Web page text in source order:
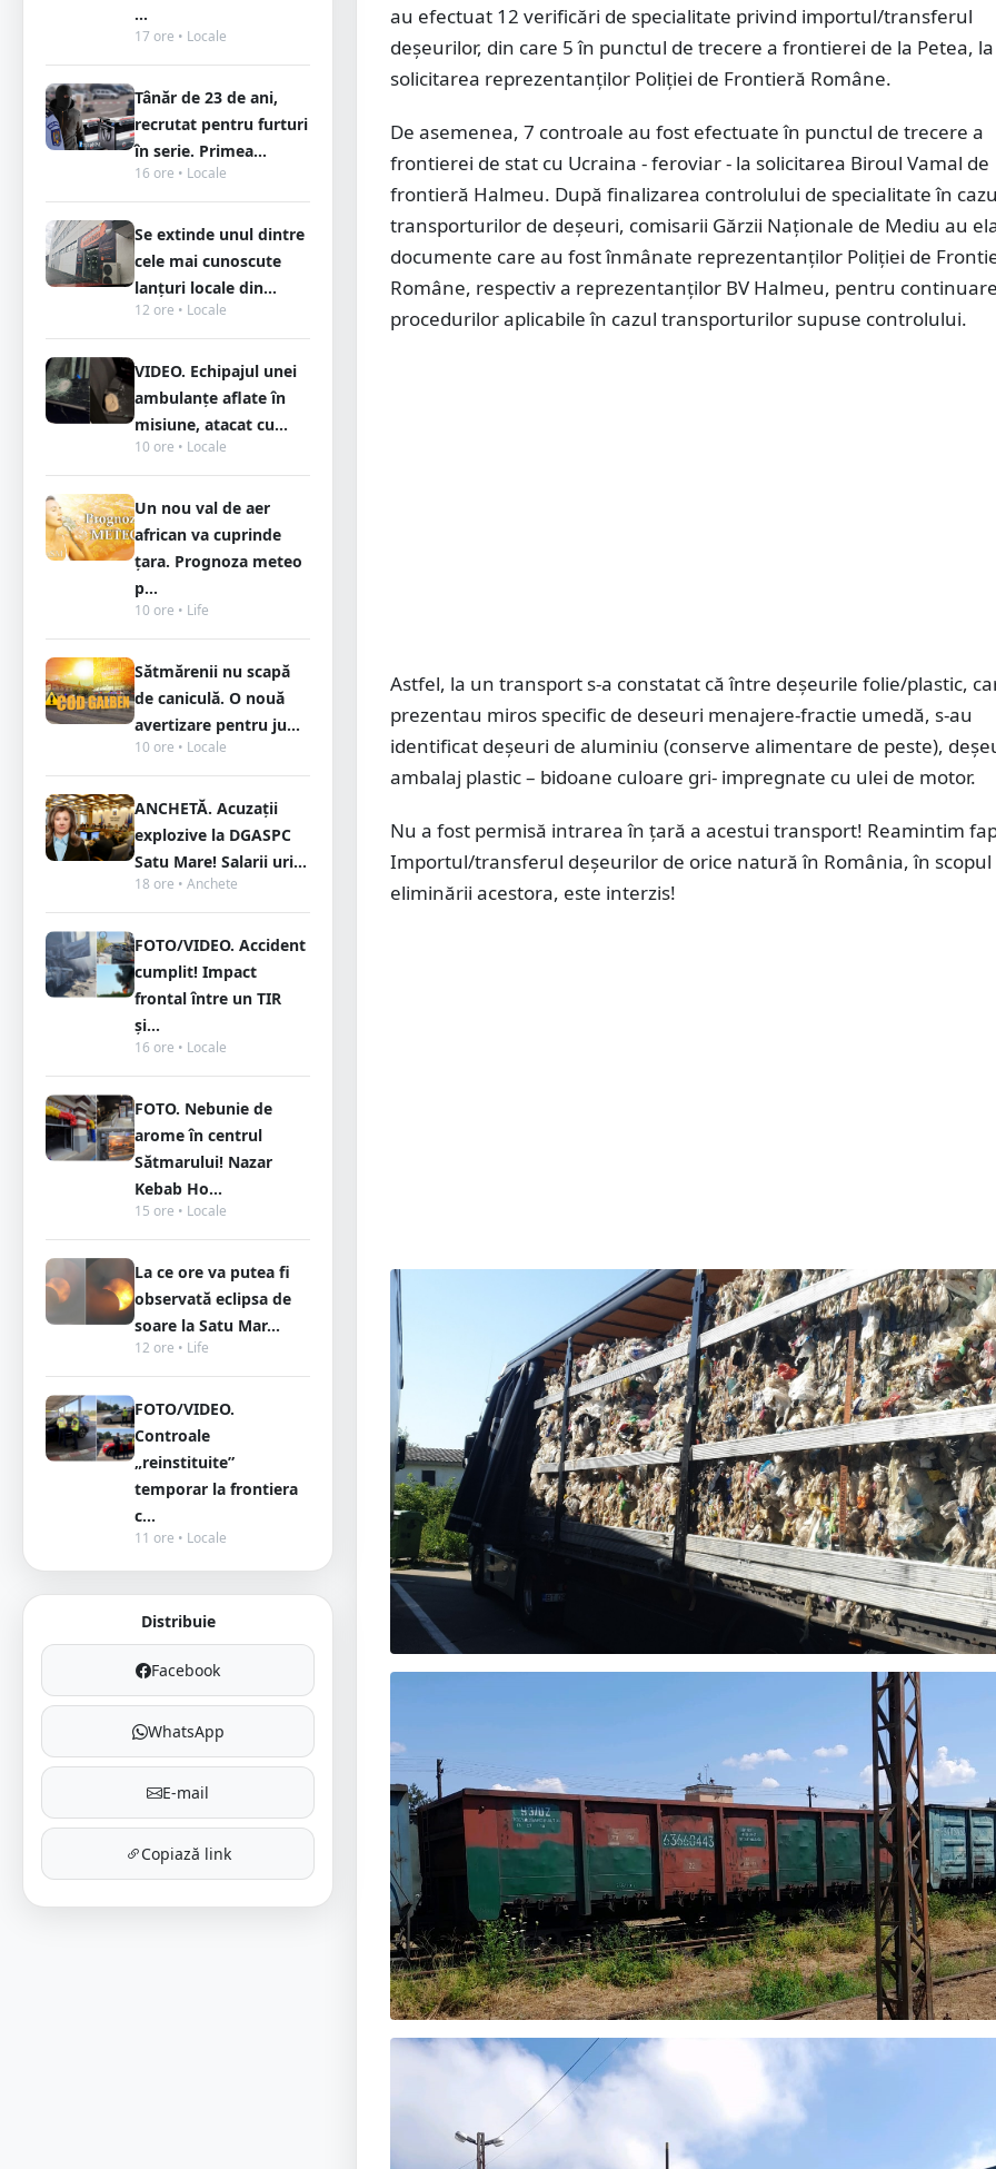
...
17 ore • Locale
Tânăr de 23 de ani,
recrutat pentru furturi
în serie. Primea...
16 ore • Locale
Se extinde unul dintre
cele mai cunoscute
lanțuri locale din...
12 ore • Locale
VIDEO. Echipajul unei
ambulanțe aflate în
misiune, atacat cu...
10 ore • Locale
Un nou val de aer
african va cuprinde
țara. Prognoza meteo
p...
10 ore • Life
Sătmărenii nu scapă
de caniculă. O nouă
avertizare pentru ju...
10 ore • Locale
ANCHETĂ. Acuzații
explozive la DGASPC
Satu Mare! Salarii uri...
18 ore • Anchete
FOTO/VIDEO. Accident
cumplit! Impact
frontal între un TIR
și...
16 ore • Locale
FOTO. Nebunie de
arome în centrul
Sătmarului! Nazar
Kebab Ho...
15 ore • Locale
La ce ore va putea fi
observată eclipsa de
soare la Satu Mar...
12 ore • Life
FOTO/VIDEO.
Controale
„reinstituite”
temporar la frontiera
c...
11 ore • Locale
Distribuie
Facebook
WhatsApp
E-mail
Copiază link
au efectuat 12 verificări de specialitate privind importul/transferul
deşeurilor, din care 5 în punctul de trecere a frontierei de la Petea, la
solicitarea reprezentanţilor Poliţiei de Frontieră Române.
De asemenea, 7 controale au fost efectuate în punctul de trecere a
frontierei de stat cu Ucraina - feroviar - la solicitarea Biroul Vamal de
frontieră Halmeu. După finalizarea controlului de specialitate în
transporturilor de deşeuri, comisarii Gărzii Naţionale de Mediu au
documente care au fost înmânate reprezentanţilor Poliţiei de
Române, respectiv a reprezentanților BV Halmeu, pentru
procedurilor aplicabile în cazul transporturilor supuse controlului.
Astfel, la un transport s-a constatat că între deșeurile folie/plastic,
prezentau miros specific de deseuri menajere-fractie umedă, s-au
identificat deșeuri de aluminiu (conserve alimentare de peste),
ambalaj plastic – bidoane culoare gri- impregnate cu ulei de motor.
Nu a fost permisă intrarea în țară a acestui transport! Reamintim
Importul/transferul deşeurilor de orice natură în România, în scopul
eliminării acestora, este interzis!